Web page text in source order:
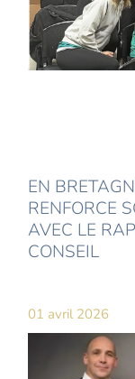
EN
RENFORCE
AVEC LE
CONSEIL
01 avril 2026